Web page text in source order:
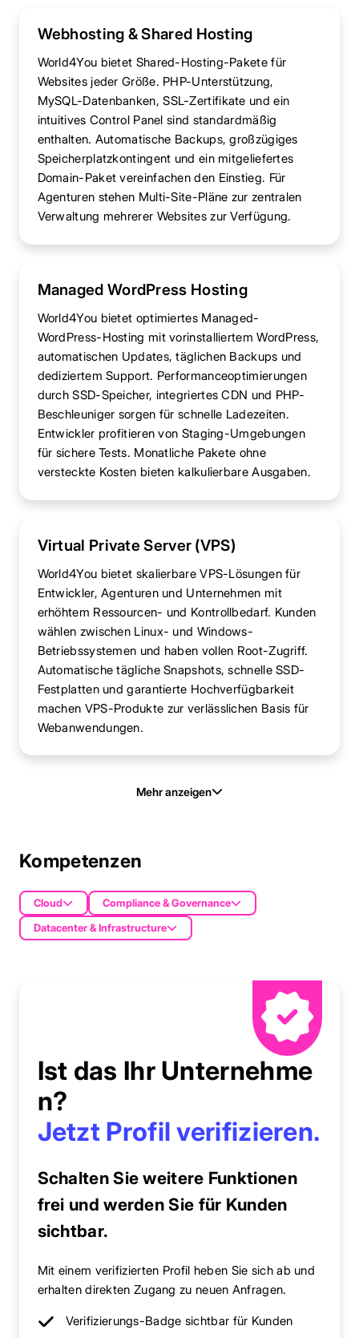
Webhosting & Shared Hosting
World4You bietet Shared-Hosting-Pakete für
Websites jeder Größe. PHP-Unterstützung,
MySQL-Datenbanken, SSL-Zertifikate und ein
intuitives Control Panel sind standardmäßig
enthalten. Automatische Backups, großzügiges
Speicherplatzkontingent und ein mitgeliefertes
Domain-Paket vereinfachen den Einstieg. Für
Agenturen stehen Multi-Site-Pläne zur zentralen
Verwaltung mehrerer Websites zur Verfügung.
Managed WordPress Hosting
World4You bietet optimiertes Managed-
WordPress-Hosting mit vorinstalliertem WordPress,
automatischen Updates, täglichen Backups und
dediziertem Support. Performanceoptimierungen
durch SSD-Speicher, integriertes CDN und PHP-
Beschleuniger sorgen für schnelle Ladezeiten.
Entwickler profitieren von Staging-Umgebungen
für sichere Tests. Monatliche Pakete ohne
versteckte Kosten bieten kalkulierbare Ausgaben.
Virtual Private Server (VPS)
World4You bietet skalierbare VPS-Lösungen für
Entwickler, Agenturen und Unternehmen mit
erhöhtem Ressourcen- und Kontrollbedarf. Kunden
wählen zwischen Linux- und Windows-
Betriebssystemen und haben vollen Root-Zugriff.
Automatische tägliche Snapshots, schnelle SSD-
Festplatten und garantierte Hochverfügbarkeit
machen VPS-Produkte zur verlässlichen Basis für
Webanwendungen.
Mehr anzeigen
Kompetenzen
Cloud
Compliance & Governance
Datacenter & Infrastructure
Ist das Ihr Unternehme
n?
Jetzt Profil verifizieren.
Schalten Sie weitere Funktionen
frei und werden Sie für Kunden
sichtbar.
Mit einem verifizierten Profil heben Sie sich ab und
erhalten direkten Zugang zu neuen Anfragen.
Verifizierungs-Badge sichtbar für Kunden